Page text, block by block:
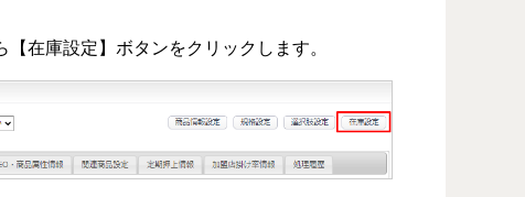
在庫設定】ボタンをクリックします。